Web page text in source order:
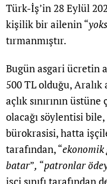
Türk-İş’in 28 Eylül
kişilik bir ailenin “
tırmanmıştır.
Bugün asgari ücretin
500 TL olduğu,
açlık sınırının
olacağı söylentisi
bürokrasisi, hatta
tarafından, “ekonomik
batar”, “patronlar
işçi sınıfı tarafından